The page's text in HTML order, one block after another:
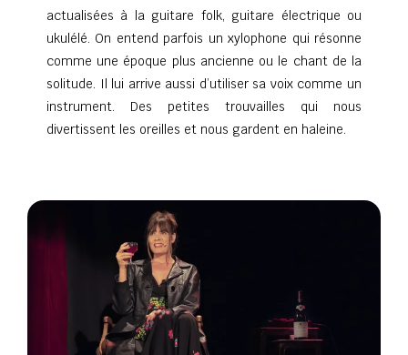
actualisées à la guitare folk, guitare électrique ou
ukulélé. On entend parfois un xylophone qui résonne
comme une époque plus ancienne ou le chant de la
solitude. Il lui arrive aussi d’utiliser sa voix comme un
instrument. Des petites trouvailles qui nous
divertissent les oreilles et nous gardent en haleine.